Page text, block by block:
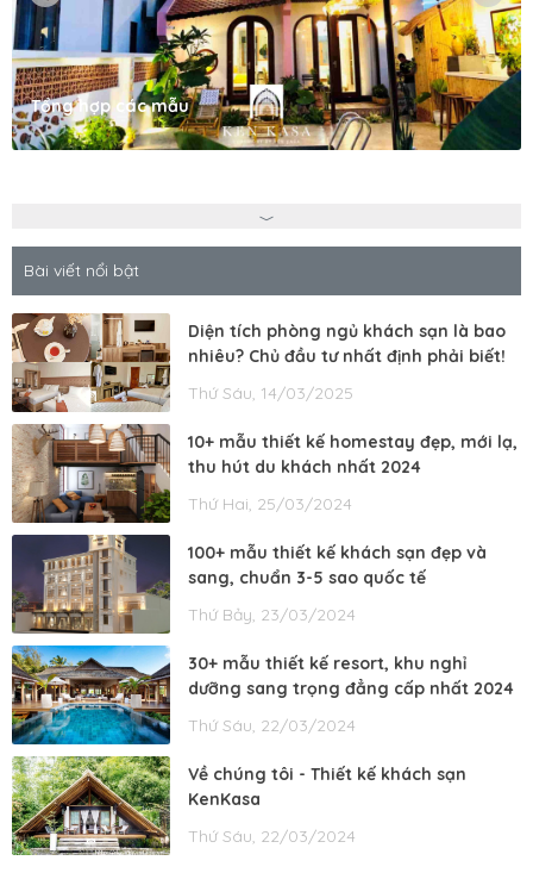
Tổng hợp các mẫu
Bài viết nổi bật
Diện tích phòng ngủ khách sạn là bao
nhiêu? Chủ đầu tư nhất định phải biết!
Thứ Sáu, 14/03/2025
10+ mẫu thiết kế homestay đẹp, mới lạ,
thu hút du khách nhất 2024
Thứ Hai, 25/03/2024
100+ mẫu thiết kế khách sạn đẹp và
sang, chuẩn 3-5 sao quốc tế
Thứ Bảy, 23/03/2024
30+ mẫu thiết kế resort, khu nghỉ
dưỡng sang trọng đẳng cấp nhất 2024
Thứ Sáu, 22/03/2024
Về chúng tôi - Thiết kế khách sạn
KenKasa
Thứ Sáu, 22/03/2024